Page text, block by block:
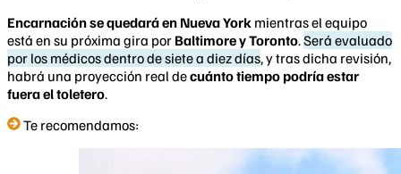
Encarnación se quedará en Nueva York mientras el equipo
está en su próxima gira por Baltimore y Toronto.Será evaluado
por los médicos dentro de siete a diez días, y tras dicha revisión,
habrá una proyección real decuánto tiempo podría estar
fuera el toletero.
Te recomendamos: